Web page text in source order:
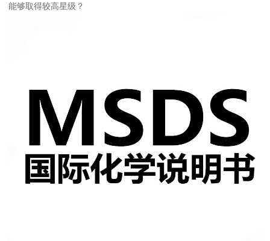
能够取得较高星级？